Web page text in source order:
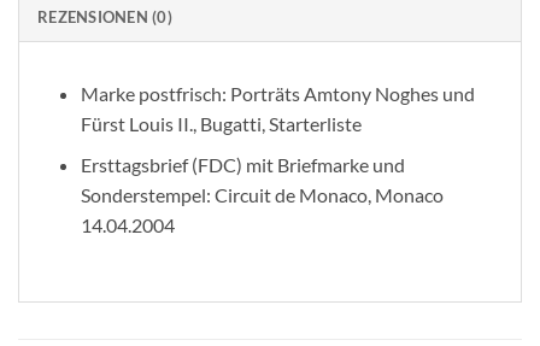
REZENSIONEN (0)
Marke postfrisch: Porträts Amtony Noghes und
Fürst Louis II., Bugatti, Starterliste
Ersttagsbrief (FDC) mit Briefmarke und
Sonderstempel: Circuit de Monaco, Monaco
14.04.2004